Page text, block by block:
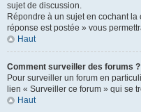
sujet de discussion.
Répondre à un sujet en cochant la
réponse est postée » vous
Haut
Comment surveiller des forums ?
Pour surveiller un forum en
lien « Surveiller ce forum » qui se
Haut